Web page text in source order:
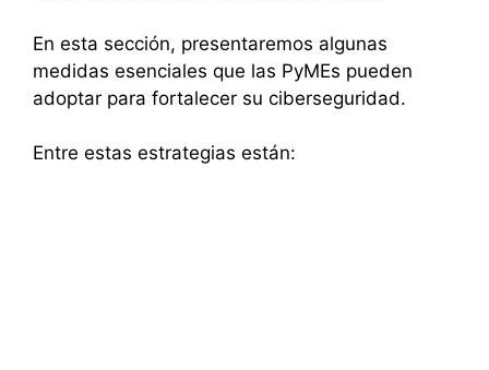
En esta sección, presentaremos algunas
medidas esenciales que las PyMEs pueden
adoptar para fortalecer su ciberseguridad.
Entre estas estrategias están: